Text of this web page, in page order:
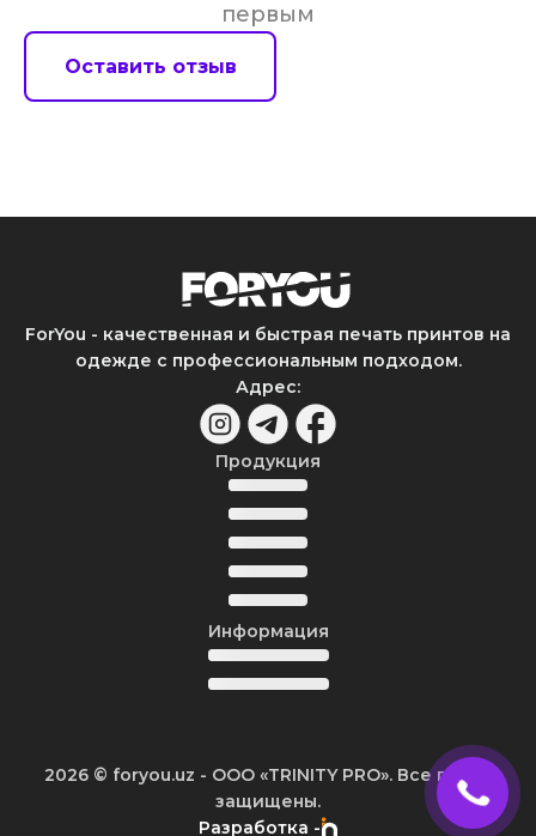
первым
Оставить отзыв
ForYou - качественная и быстрая печать принтов на
одежде с профессиональным подходом.
Адрес:
Продукция
Информация
2026 © foryou.uz - ООО «TRINITY PRO». Все права
защищены.
Разработка -